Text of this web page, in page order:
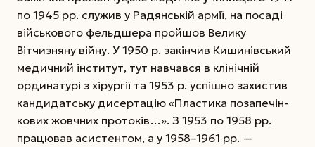
по 1945 рр. служив у Радянській армії, на посаді
військового фельдшера пройшов Велику
Вітчизняну війну. У 1950 р. закінчив Кишинівський
медичний інститут, тут навчався в клінічній
ординатурі з хірургії та 1953 р. успішно захистив
кандидатську дисертацію «Пластика позапечін-
кових жовчних протоків…». З 1953 по 1958 рр.
працював асистентом, а у 1958–1961 рр. —